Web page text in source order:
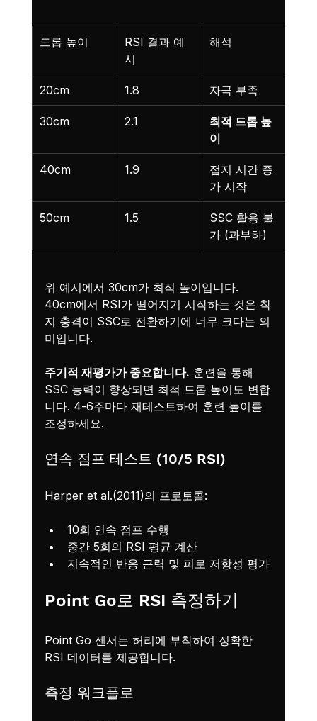
드롭 높이
RSI 결과 예
시
해석
20cm 1.8 자극 부족
30cm 2.1
최적 드롭 높
이
40cm 1.9
접지 시간 증
가 시작
50cm 1.5
SSC 활용 불
가 (과부하)
위 예시에서 30cm가 최적 높이입니다.
40cm에서 RSI가 떨어지기 시작하는 것은 착
지 충격이 SSC로 전환하기에 너무 크다는 의
미입니다.
주기적 재평가가 중요합니다. 훈련을 통해
SSC 능력이 향상되면 최적 드롭 높이도 변합
니다. 4-6주마다 재테스트하여 훈련 높이를
조정하세요.
연속 점프 테스트 (10/5 RSI)
Harper et al.(2011)의 프로토콜:
10회 연속 점프 수행
중간 5회의 RSI 평균 계산
지속적인 반응 근력 및 피로 저항성 평가
Point Go로 RSI 측정하기
Point Go 센서는 허리에 부착하여 정확한
RSI 데이터를 제공합니다.
측정 워크플로